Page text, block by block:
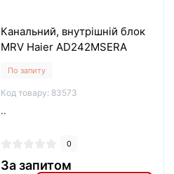
Канальний, внутрішній блок
MRV Haier AD242MSERA
По запиту
Код товару: 83573
..
0
За запитом